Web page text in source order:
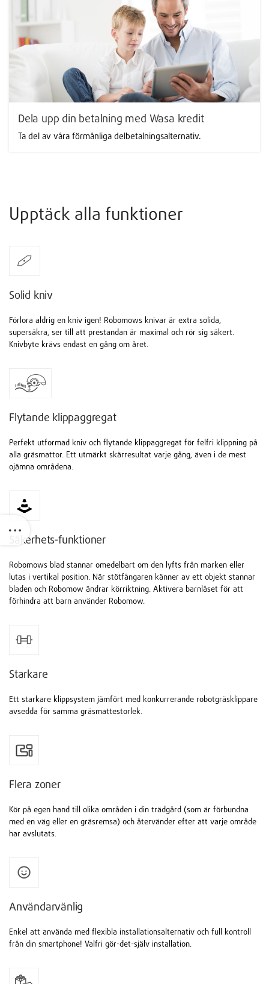
Dela upp din betalning med Wasa kredit
Ta del av våra förmånliga delbetalningsalternativ.
Upptäck alla funktioner
Solid kniv
Förlora aldrig en kniv igen! Robomows knivar är extra solida,
supersäkra, ser till att prestandan är maximal och rör sig säkert.
Knivbyte krävs endast en gång om året.
Flytande klippaggregat
Perfekt utformad kniv och flytande klippaggregat för felfri klippning på
alla gräsmattor. Ett utmärkt skärresultat varje gång, även i de mest
ojämna områdena.
Säkerhets-funktioner
Robomows blad stannar omedelbart om den lyfts från marken eller
lutas i vertikal position. När stötfångaren känner av ett objekt stannar
bladen och Robomow ändrar körriktning. Aktivera barnlåset för att
förhindra att barn använder Robomow.
Starkare
Ett starkare klippsystem jämfört med konkurrerande robotgräsklippare
avsedda för samma gräsmattestorlek.
Flera zoner
Kör på egen hand till olika områden i din trädgård (som är förbundna
med en väg eller en gräsremsa) och återvänder efter att varje område
har avslutats.
Användarvänlig
Enkel att använda med flexibla installationsalternativ och full kontroll
från din smartphone! Valfri gör-det-själv installation.